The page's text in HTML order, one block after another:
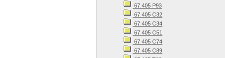
67.405 Р93
67.405 С32
67.405 С34
67.405 С51
67.405 С74
67.405 С89